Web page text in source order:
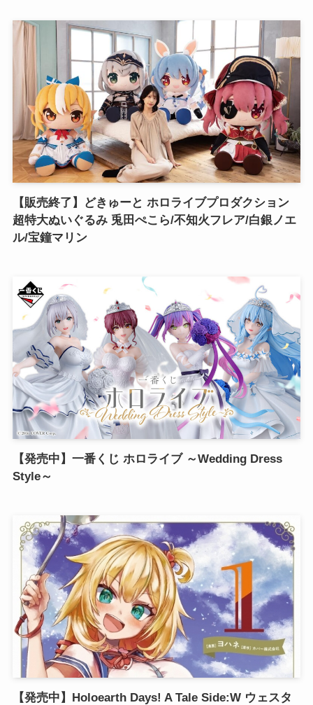
【販売終了】どきゅーと ホロライブプロダクション
超特大ぬいぐるみ 兎田ぺこら/不知火フレア/白銀ノエ
ル/宝鐘マリン
【発売中】一番くじ ホロライブ ～Wedding Dress
Style～
【発売中】Holoearth Days! A Tale Side:W ウェスタ